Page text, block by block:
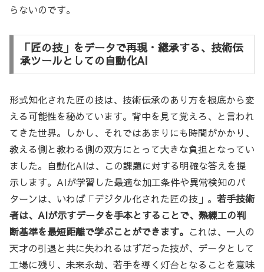
らないのです。
「匠の技」をデータで再現・継承する、技術伝
承ツールとしての自動化AI
形式知化された匠の技は、技術伝承のあり方を根底から変
える可能性を秘めています。背中を見て覚えろ、と言われ
てきた世界。しかし、それではあまりにも時間がかかり、
教える側と教わる側の双方にとって大きな負担となってい
ました。自動化AIは、この課題に対する明確な答えを提
示します。AIが学習した最適な加工条件や異常検知のパ
ターンは、いわば「デジタル化された匠の技」。 若手技術
者は、AIが示すデータを手本とすることで、熟練工の判
断基準を最短距離で学ぶことができます。 これは、一人の
天才の引退と共に失われるはずだった技が、データとして
工場に残り、未来永劫、若手を導く灯台となることを意味